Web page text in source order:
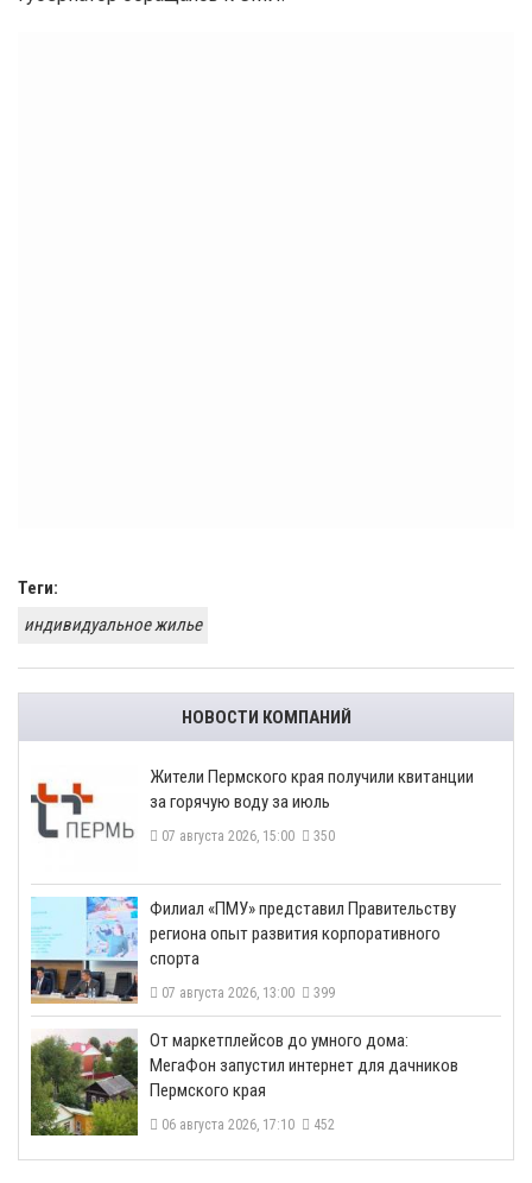
Теги:
индивидуальное жилье
НОВОСТИ КОМПАНИЙ
​Жители Пермского края получили квитанции
за горячую воду за июль
07 августа 2026, 15:00 350
​Филиал «ПМУ» представил Правительству
региона опыт развития корпоративного
спорта
07 августа 2026, 13:00 399
От маркетплейсов до умного дома:
МегаФон запустил интернет для дачников
Пермского края
06 августа 2026, 17:10 452